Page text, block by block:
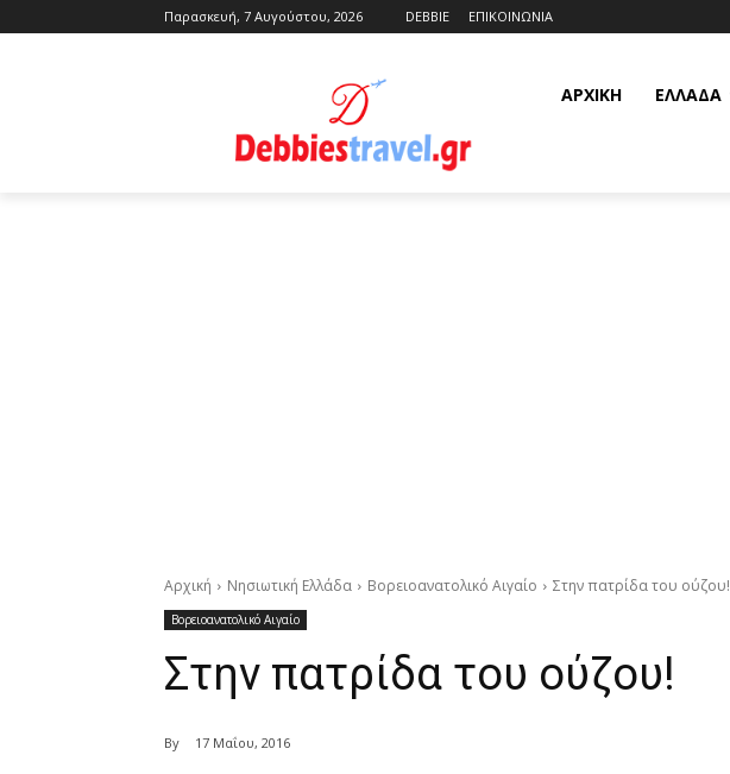
Παρασκευή, 7 Αυγούστου, 2026 DEBBIE ΕΠΙΚΟΙΝΩΝΙΑ
ΑΡΧΙΚΗ ΕΛΛΆΔΑ
Αρχική Νησιωτική Ελλάδα Βορειοανατολικό Αιγαίο Στην πατρίδα του ούζου!
Βορειοανατολικό Αιγαίο
Στην πατρίδα του ούζου!
By 17 Μαΐου, 2016